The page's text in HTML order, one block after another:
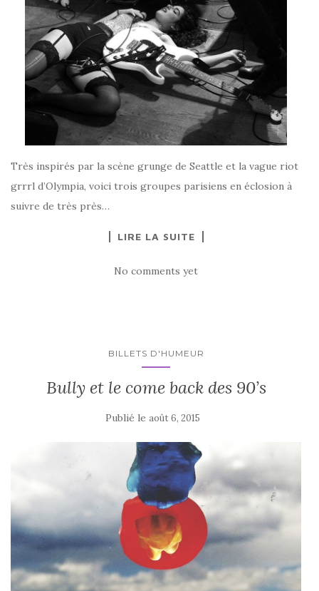
Très inspirés par la scène grunge de Seattle et la vague riot
grrrl d’Olympia, voici trois groupes parisiens en éclosion à
suivre de très près…
LIRE LA SUITE
No comments yet
BILLETS D'HUMEUR
Bully et le come back des 90’s
Publié le août 6, 2015